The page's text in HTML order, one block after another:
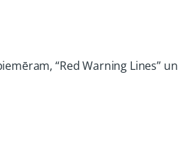
“Red Warning Lines” un